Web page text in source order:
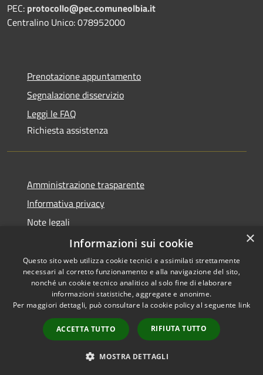
PEC: protocollo@pec.comuneolbia.it
Centralino Unico: 078952000
Prenotazione appuntamento
Segnalazione disservizio
Leggi le FAQ
Richiesta assistenza
Amministrazione trasparente
Informativa privacy
Note legali
Dichiarazione di accessibilità
RSS
Accessibilità
Copyright © 2026 • Comune di
Municipium•
Accesso
redazione
×
Informazioni sui cookie
Questo sito web utilizza cookie tecnici e assimilati strettamente
necessari al corretto funzionamento e alla navigazione del sito,
nonché un cookie tecnico analitico al solo fine di elaborare
informazioni statistiche, aggregate e anonime.
Per maggiori dettagli, può consultare la cookie policy al seguente link
ACCETTA TUTTO RIFIUTA TUTTO
MOSTRA DETTAGLI